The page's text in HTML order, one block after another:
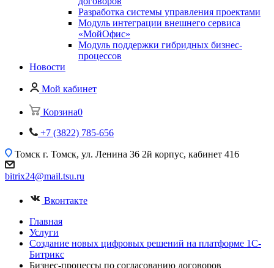
Разработка системы управления проектами
Модуль интеграции внешнего сервиса
«МойОфис»
Модуль поддержки гибридных бизнес-
процессов
Новости
Мой кабинет
Корзина0
+7 (3822) 785-656
Томск г. Томск, ул. Ленина 36 2й корпус, кабинет 416
bitrix24@mail.tsu.ru
Вконтакте
Главная
Услуги
Создание новых цифровых решений на платформе 1С-
Битрикс
Бизнес-процессы по согласованию договоров